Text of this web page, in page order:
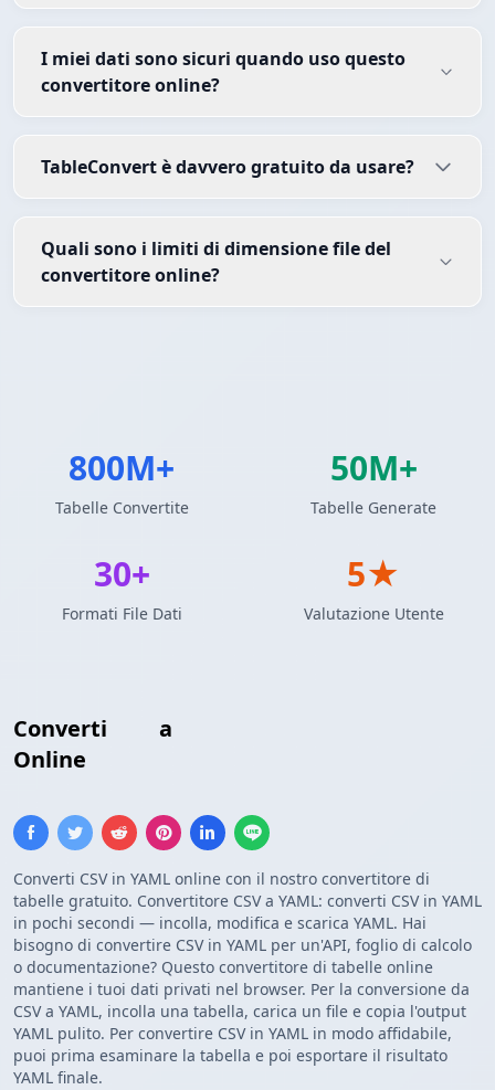
Converti a
Online
Converti CSV in YAML online con il nostro convertitore di
tabelle gratuito. Convertitore CSV a YAML: converti CSV in YAML
in pochi secondi — incolla, modifica e scarica YAML. Hai
bisogno di convertire CSV in YAML per un'API, foglio di calcolo
o documentazione? Questo convertitore di tabelle online
mantiene i tuoi dati privati nel browser. Per la conversione da
CSV a YAML, incolla una tabella, carica un file e copia l'output
YAML pulito. Per convertire CSV in YAML in modo affidabile,
puoi prima esaminare la tabella e poi esportare il risultato
YAML finale.
I miei dati sono sicuri quando uso questo
convertitore online?
TableConvert è davvero gratuito da usare?
Quali sono i limiti di dimensione file del
convertitore online?
800M+
Tabelle Convertite
50M+
Tabelle Generate
30+
Formati File Dati
5★
Valutazione Utente